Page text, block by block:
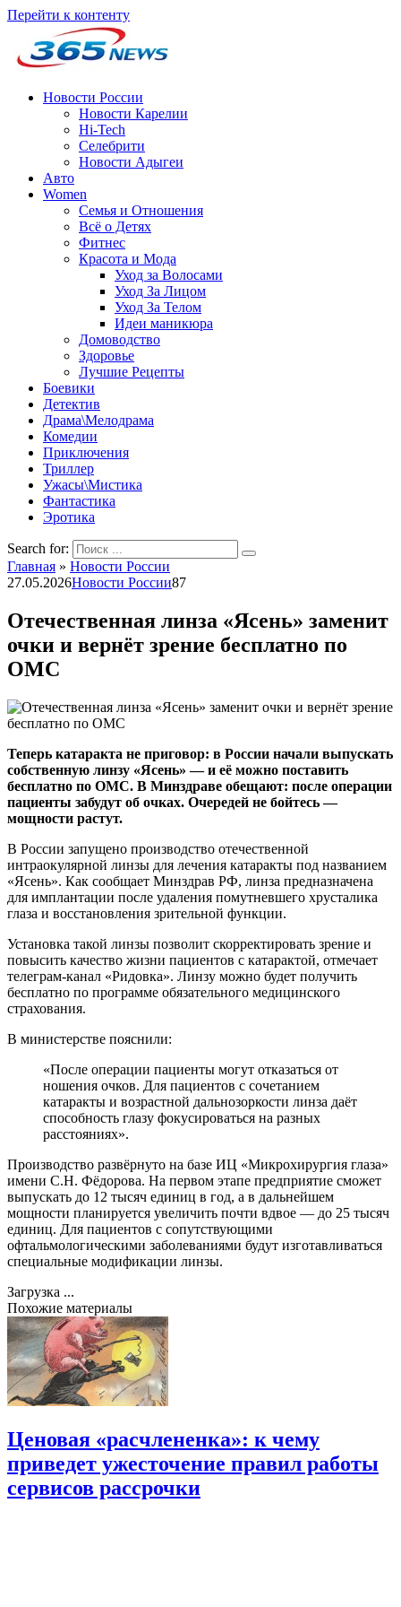
Перейти к контенту
Новости России
Новости Карелии
Hi-Tech
Селебрити
Новости Адыгеи
Авто
Women
Семья и Отношения
Всё о Детях
Фитнес
Красота и Мода
Уход за Волосами
Уход За Лицом
Уход За Телом
Идеи маникюра
Домоводство
Здоровье
Лучшие Рецепты
Боевики
Детектив
Драма\Мелодрама
Комедии
Приключения
Триллер
Ужасы\Мистика
Фантастика
Эротика
Search for:
Главная » Новости России
27.05.2026Новости России87
Отечественная линза «Ясень» заменит
очки и вернёт зрение бесплатно по
ОМС
Теперь катаракта не приговор: в России начали выпускать
собственную линзу «Ясень» — и её можно поставить
бесплатно по ОМС. В Минздраве обещают: после операции
пациенты забудут об очках. Очередей не бойтесь —
мощности растут.
В России запущено производство отечественной
интраокулярной линзы для лечения катаракты под названием
«Ясень». Как сообщает Минздрав РФ, линза предназначена
для имплантации после удаления помутневшего хрусталика
глаза и восстановления зрительной функции.
Установка такой линзы позволит скорректировать зрение и
повысить качество жизни пациентов с катарактой, отмечает
телеграм-канал «Ридовка». Линзу можно будет получить
бесплатно по программе обязательного медицинского
страхования.
В министерстве пояснили:
«После операции пациенты могут отказаться от
ношения очков. Для пациентов с сочетанием
катаракты и возрастной дальнозоркости линза даёт
способность глазу фокусироваться на разных
расстояниях».
Производство развёрнуто на базе ИЦ «Микрохирургия глаза»
имени С.Н. Фёдорова. На первом этапе предприятие сможет
выпускать до 12 тысяч единиц в год, а в дальнейшем
мощности планируется увеличить почти вдвое — до 25 тысяч
единиц. Для пациентов с сопутствующими
офтальмологическими заболеваниями будут изготавливаться
специальные модификации линзы.
Загрузка ...
Похожие материалы
Ценовая «расчлененка»: к чему
приведет ужесточение правил работы
сервисов рассрочки